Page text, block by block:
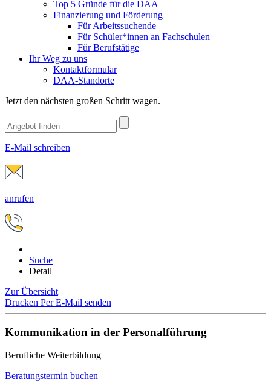
Top 5 Gründe für die DAA
Finanzierung und Förderung
Für Arbeitssuchende
Für Schüler*innen an Fachschulen
Für Berufstätige
Ihr Weg zu uns
Kontaktformular
DAA-Standorte
Jetzt den nächsten großen Schritt wagen.
E-Mail schreiben
anrufen
Suche
Detail
Zur Übersicht
Drucken Per E-Mail senden
Kommunikation in der Personalführung
Berufliche Weiterbildung
Beratungstermin buchen